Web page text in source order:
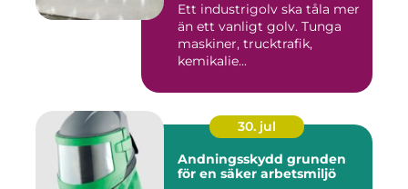
Ett industrigolv ska tåla mer
än ett vanligt golv. Tunga
maskiner, trucktrafik,
kemikalie...
30. jul
Andningsskydd grunden
för en säker arbetsmiljö